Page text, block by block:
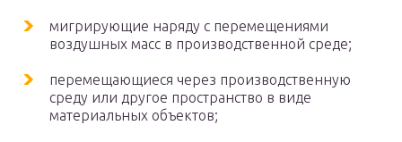
мигрирующие наряду с перемещениями
воздушных масс в производственной среде;
перемещающиеся через производственную
среду или другое пространство в виде
материальных объектов;